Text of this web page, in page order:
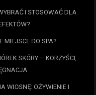
I STOSOWAĆ DLA
MIEJSCE DO SPA?
SKÓRY – KORZYŚCI,
WIOSNĘ: OŻYWIENIE I